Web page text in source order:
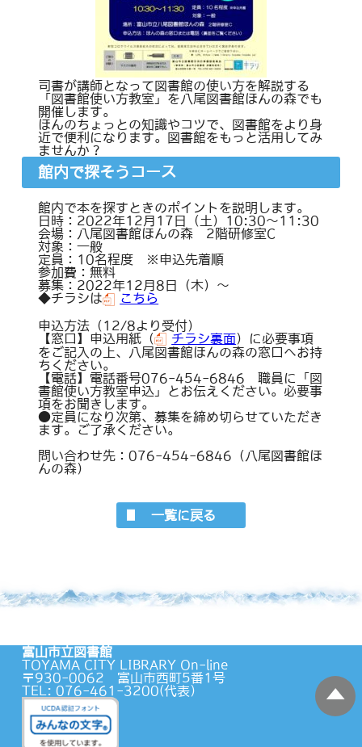
司書が講師となって図書館の使い方を解説する
「図書館使い方教室」を八尾図書館ほんの森でも
開催します。
ほんのちょっとの知識やコツで、図書館をより身
近で便利になります。図書館をもっと活用してみ
ませんか？
館内で探そうコース
館内で本を探すときのポイントを説明します。
日時：2022年12月17日（土）10:30～11:30
会場：八尾図書館ほんの森 2階研修室C
対象：一般
定員：10名程度 ※申込先着順
参加費：無料
募集：2022年12月8日（木）～
◆チラシは
こちら
申込方法（12/8より受付）
【窓口】申込用紙（
チラシ裏面）に必要事項
をご記入の上、八尾図書館ほんの森の窓口へお持
ちください。
【電話】電話番号076-454-6846 職員に「図
書館使い方教室申込」とお伝えください。必要事
項をお聞きします。
●定員になり次第、募集を締め切らせていただき
ます。ご了承ください。
問い合わせ先：076-454-6846（八尾図書館ほ
んの森）
一覧に戻る
蔵書検索
富山市立図書館
TOYAMA CITY LIBRARY On-line
〒930-0062 富山市西町5番1号
TEL: 076-461-3200(代表）